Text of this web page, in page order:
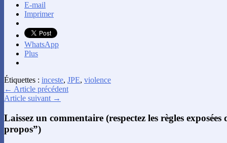
E-mail
Imprimer
WhatsApp
Plus
Étiquettes : inceste, JPE, violence
← Article précédent
Article suivant →
Laissez un commentaire (respectez les règles
propos”)